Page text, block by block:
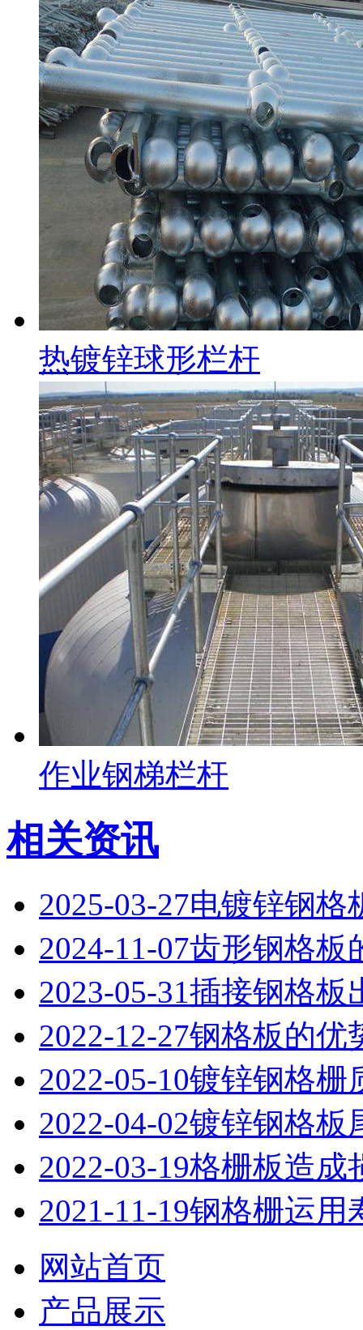
热镀锌球形栏杆
作业钢梯栏杆
相关资讯
2025-03-27电镀锌钢格
2024-11-07齿形钢格板
2023-05-31插接钢格板
2022-12-27钢格板的优
2022-05-10镀锌钢格栅
2022-04-02镀锌钢格板
2022-03-19格栅板造成
2021-11-19钢格栅运用
网站首页
产品展示